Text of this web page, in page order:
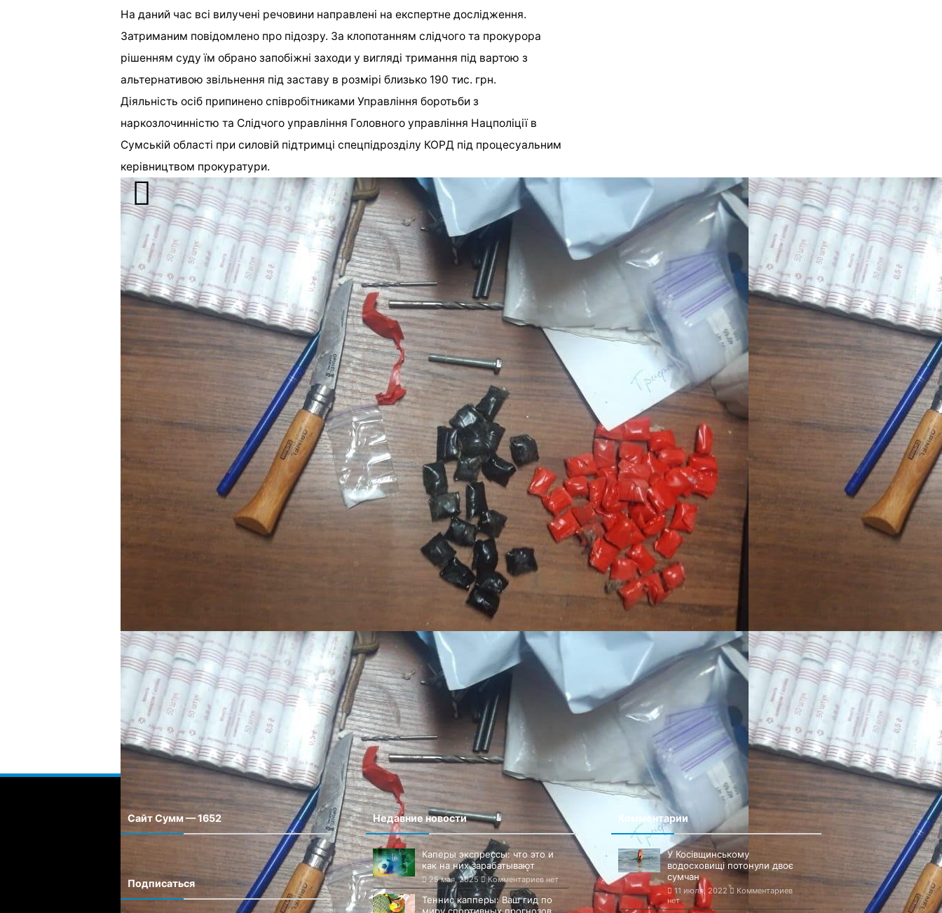
На даний час всі вилучені речовини направлені на експертне дослідження.
Затриманим повідомлено про підозру. За клопотанням слідчого та прокурора
рішенням суду їм обрано запобіжні заходи у вигляді тримання під вартою з
альтернативою звільнення під заставу в розмірі близько 190 тис. грн.
Діяльність осіб припинено співробітниками Управління боротьби з
наркозлочинністю та Слідчого управління Головного управління Нацполіції в
Сумській області при силовій підтримці спецпідрозділу КОРД під процесуальним
керівництвом прокуратури.
Пресслужба обласної прокуратури
[ad_2]
Источник:
0542.ua
На Сумщині рятувальники
звільнили водіїв із
понівечених в ДТП авто
Предыдущая запись
У мерії Сум готуються до
введення «локдауна»
Следующая запись
Добавить комментарий
Ваш адрес email не будет опубликован.
Обязательные поля помечены*
Имя* Email* Сайт
Сохранить моё имя, email и адрес сайта в этом браузере для последующих моих комментариев.
Сайт Сумм — 1652
Подписаться
Недавние новости
Каперы экспрессы: что это и
как на них зарабатывают
25 мая, 2025 Комментариев нет
Теннис капперы: Ваш гид по
Комментарии
У Косівщинському
водосховищі потонули двоє
сумчан
11 июля, 2022
Комментариев
нет